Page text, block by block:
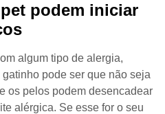
podem iniciar
algum tipo de alergia,
pode ser que não seja
os pelos podem desencadear
alérgica. Se esse for o seu